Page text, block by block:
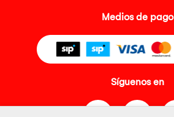
Medios de pago
Síguenos en